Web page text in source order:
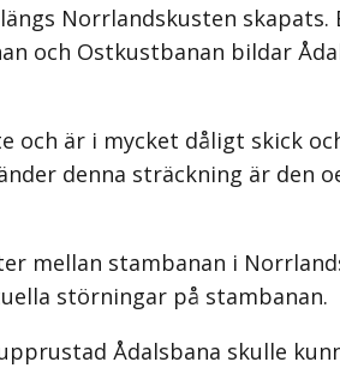
Norrlandskusten skapats.
och Ostkustbanan bildar
och är i mycket dåligt skick
denna sträckning är den
mellan stambanan i
störningar på stambanan.
Ådalsbana skulle